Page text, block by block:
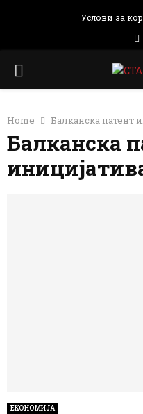
Услови за
PRIMARY
Home Балканска патент
Балканска
ЕКОНОМИЈА